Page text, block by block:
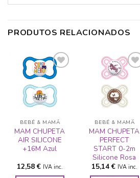
PRODUTOS RELACIONADOS
ADICIONAR
A LISTA DE
BEBÉ & MAMÃ
MAM CHUPETA
AIR SILICONE
+16M Azul
12,58€ IVA inc.
ADICIONAR
A LISTA DE
BEBÉ & MAMÃ
MAM CHUPETA
PERFECT
START 0-2m
Silicone Rosa
15,14€ IVA inc.